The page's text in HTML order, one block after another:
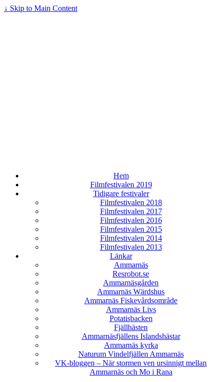
↓ Skip to Main Content
Hem
Filmfestivalen 2019
Tidigare festivaler
Filmfestivalen 2018
Filmfestivalen 2017
Filmfestivalen 2016
Filmfestivalen 2015
Filmfestivalen 2014
Filmfestivalen 2013
Länkar
Ammarnäs
Resrobot.se
Ammarnäsgården
Ammarnäs Wärdshus
Ammarnäs Fiskevårdsområde
Ammarnäs Livs
Potatisbacken
Fjällhästen
Ammarnäsfjällens Islandshästar
Ammarnäs kyrka
Naturum Vindelfjällen Ammarnäs
VK-bloggen – När stormen ven ursinnigt mellan
Ammarnäs och Mo i Rana